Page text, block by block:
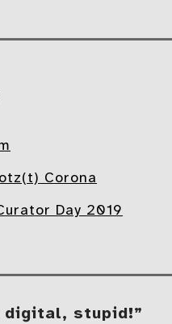
Corona
Day 2019
digital, stupid!”